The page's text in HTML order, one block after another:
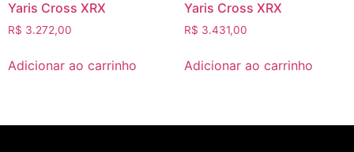
Yaris Cross XRX
R$ 3.272,00
Adicionar ao carrinho
Yaris Cross XRX
R$ 3.431,00
Adicionar ao carrinho